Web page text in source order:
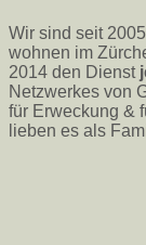
Wir sind seit
wohnen im
2014 den Dienst
Netzwerkes von
für Erweckung &
lieben es als